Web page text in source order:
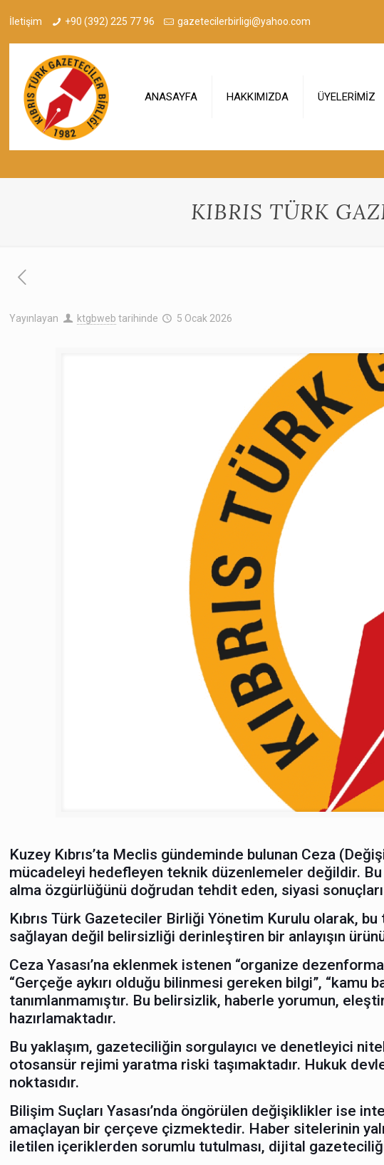
İletişim +90 (392) 225 77 96 gazetecilerbirligi@yahoo.com
ANASAYFA HAKKIMIZDA ÜYELERİMİZ
KIBRIS TÜRK
Yayınlayan ktgbweb tarihinde 5 Ocak 2026
Kuzey Kıbrıs’ta Meclis gündeminde bulunan Ceza
mücadeleyi hedefleyen teknik düzenlemeler değildir. Bu
alma özgürlüğünü doğrudan tehdit eden, siyasi
Kıbrıs Türk Gazeteciler Birliği Yönetim Kurulu olarak,
sağlayan değil belirsizliği derinleştiren bir anlayışın
Ceza Yasası’na eklenmek istenen “organize
“Gerçeğe aykırı olduğu bilinmesi gereken bilgi”, “kamu
tanımlanmamıştır. Bu belirsizlik, haberle yorumun,
hazırlamaktadır.
Bu yaklaşım, gazeteciliğin sorgulayıcı ve denetleyici
otosansür rejimi yaratma riski taşımaktadır. Hukuk
noktasıdır.
Bilişim Suçları Yasası’nda öngörülen değişiklikler ise
amaçlayan bir çerçeve çizmektedir. Haber sitelerinin
iletilen içeriklerden sorumlu tutulması, dijital